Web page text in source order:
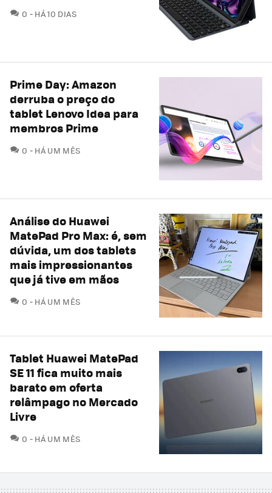
0 COMENTÁRIOS
HÁ 10 DIAS
Prime Day: Amazon
derruba o preço do
tablet Lenovo Idea para
membros Prime
0 COMENTÁRIOS
HÁ UM MÊS
Análise do Huawei
MatePad Pro Max: é, sem
dúvida, um dos tablets
mais impressionantes
que já tive em mãos
0 COMENTÁRIOS
HÁ UM MÊS
Tablet Huawei MatePad
SE 11 fica muito mais
barato em oferta
relâmpago no Mercado
Livre
0 COMENTÁRIOS
HÁ UM MÊS